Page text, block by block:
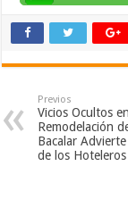
Previos
Vicios Ocultos
Remodelación
Bacalar
de los Hoteleros